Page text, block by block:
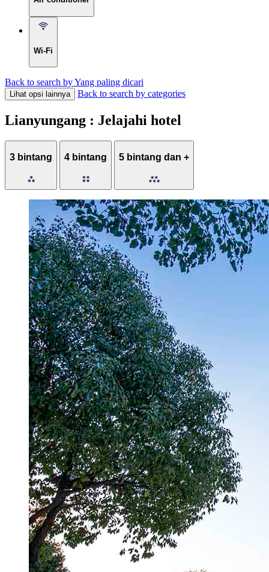
Wi-Fi
Back to search by Yang paling dicari
Lihat opsi lainnya Back to search by categories
Lianyungang : Jelajahi hotel
3 bintang 4 bintang 5 bintang dan +